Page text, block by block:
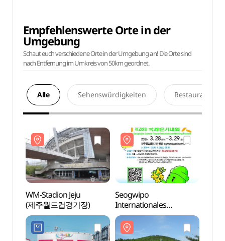
Empfehlenswerte Orte in der
Umgebung
Schaut euch verschiedene Orte in der Umgebung an! Die Orte sind
nach Entfernung im Umkreis von 50km geordnet.
Alle Sehenswürdigkeiten Restaurants
WM-Stadion Jeju
(제주월드컵경기장)
Seogwipo
Internationales
Rapsblüten-
Wanderfestival (서귀포
유채꽃 국제걷기대회)